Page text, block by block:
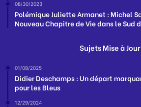
08/30/2023
Polémique Juliette Armanet : Michel
Nouveau Chapitre de Vie dans le Sud
Sujets Mise à Jour
01/08/2025
Didier Deschamps : Un départ
pour les Bleus
12/29/2024